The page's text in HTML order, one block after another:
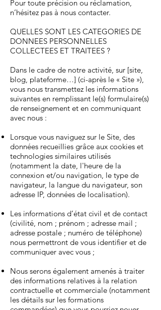
Pour toute précision ou réclamation,
n’hésitez pas à nous contacter.
QUELLES SONT LES CATEGORIES DE
DONNEES PERSONNELLES
COLLECTEES ET TRAITEES ?
Dans le cadre de notre activité, sur [site,
blog, plateforme…] (ci-après le « Site »),
vous nous transmettez les informations
suivantes en remplissant le(s) formulaire(s)
de renseignement et en communiquant
avec nous :
Lorsque vous naviguez sur le Site, des
données recueillies grâce aux cookies et
technologies similaires utilisés
(notamment la date, l'heure de la
connexion et/ou navigation, le type de
navigateur, la langue du navigateur, son
adresse IP, données de localisation).
Les informations d’état civil et de contact
(civilité, nom ; prénom ; adresse mail ;
adresse postale ; numéro de téléphone)
nous permettront de vous identifier et de
communiquer avec vous ;
Nous serons également amenés à traiter
des informations relatives à la relation
contractuelle et commerciale (notamment
les détails sur les formations